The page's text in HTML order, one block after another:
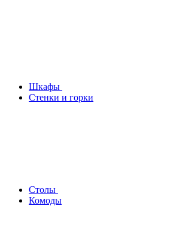
Шкафы
Стенки и горки
Столы
Комоды